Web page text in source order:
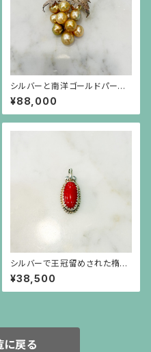
シルバーと南洋ゴールドパール
の葡萄のブローチ（小）
¥88,000
シルバーで王冠留めされた楕円
形の赤珊瑚、芥子パールのペン
ダント（チェーン別）
¥38,500
に戻る